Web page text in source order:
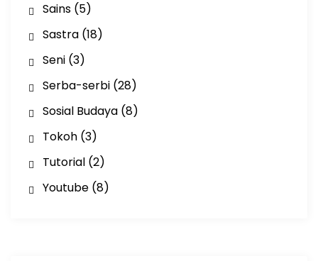
Sains(5)
Sastra(18)
Seni(3)
Serba-serbi(28)
Sosial Budaya(8)
Tokoh(3)
Tutorial(2)
Youtube(8)